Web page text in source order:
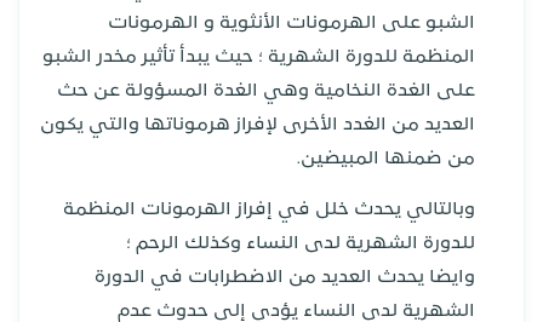
الشبو على الهرمونات الأنثوية و الهرمونات
المنظمة للدورة الشهرية ؛ حيث يبدأ تأثير مخدر الشبو
على الغدة النخامية وهي الغدة المسؤولة عن حث
العديد من الغدد الأخرى لإفراز هرموناتها والتي يكون
من ضمنها المبيضين.
وبالتالي يحدث خلل في إفراز الهرمونات المنظمة
للدورة الشهرية لدى النساء وكذلك الرحم ؛
وايضا يحدث العديد من الاضطرابات في الدورة
الشهرية لدى النساء يؤدي إلى حدوث عدم